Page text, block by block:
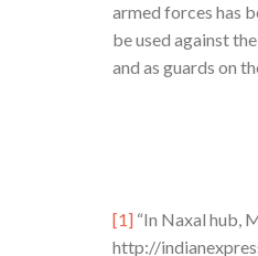
armed forces has
be used against
and as guards on
[1] “In Naxal hub,
http://